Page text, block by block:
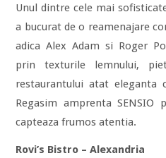
Unul dintre cele mai
a bucurat de o reamenajare
adica Alex Adam si Roger
prin texturile lemnului,
restaurantului atat eleganta
Regasim amprenta SENSIO
capteaza frumos atentia.
Rovi’s Bistro – Alexandria